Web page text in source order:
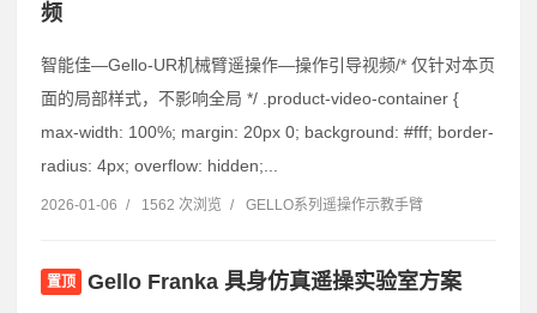
频
智能佳—Gello-UR机械臂遥操作—操作引导视频/* 仅针对本页
面的局部样式，不影响全局 */ .product-video-container {
max-width: 100%; margin: 20px 0; background: #fff; border-
radius: 4px; overflow: hidden;...
2026-01-06 / 1562 次浏览 / GELLO系列遥操作示教手臂
置顶 Gello Franka 具身仿真遥操实验室方案